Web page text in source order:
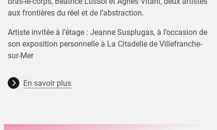
aux frontières du réel et de l’abstraction.
Artiste invitée à l’étage : Jeanne Susplugas, à l’occasion de
son exposition personnelle à La Citadelle de Villefranche-
sur-Mer
En savoir plus